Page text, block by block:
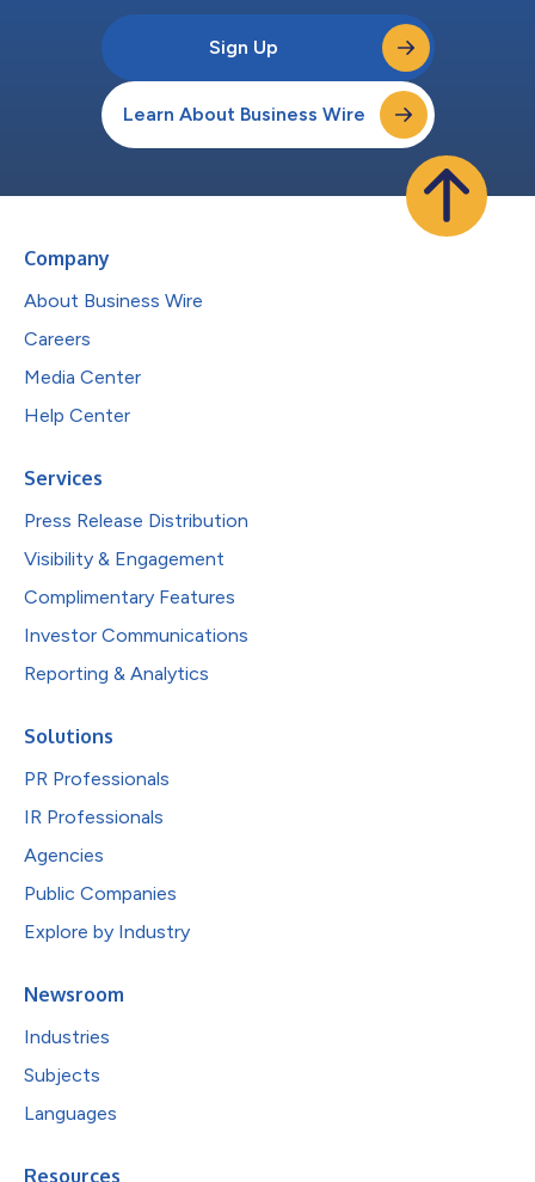
Sign Up
Learn About Business Wire
Company
About Business Wire
Careers
Media Center
Help Center
Services
Press Release Distribution
Visibility & Engagement
Complimentary Features
Investor Communications
Reporting & Analytics
Solutions
PR Professionals
IR Professionals
Agencies
Public Companies
Explore by Industry
Newsroom
Industries
Subjects
Languages
Resources